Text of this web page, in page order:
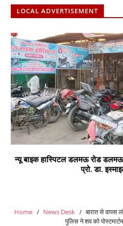
LOCAL ADVERTISEMENT
न्यू बाइक हास्पिटल डलमऊ रोड
प्रो. डा.
Home News Desk
बारात से वापस
पुलिस ने शव को